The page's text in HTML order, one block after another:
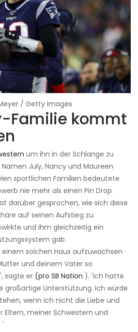
/ Getty Images
Familie kommt
um ihn in der Schlange zu
July, Nancy und Maureen
sportlichen Familien bedeutete
nie mehr als einen Pin Drop
darüber gesprochen, wie sich diese
auf seinen Aufstieg zu
und ihm gleichzeitig ein
gab.
solchen Haus aufzuwachsen
und deinem Vater so
sagte er (pro SB Nation ). 'Ich hatte
großartige Unterstützung. Ich würde
wenn ich nicht die Liebe und
meiner Schwestern und
'